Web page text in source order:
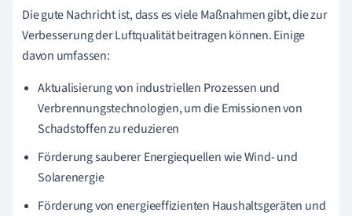
Die gute Nachricht ist, dass es viele Maßnahmen gibt, die zur
Verbesserung der Luftqualität beitragen können. Einige
davon umfassen:
Aktualisierung von industriellen Prozessen und
Verbrennungstechnologien, um die Emissionen von
Schadstoffen zu reduzieren
Förderung sauberer Energiequellen wie Wind- und
Solarenergie
Förderung von energieeffizienten Haushaltsgeräten und